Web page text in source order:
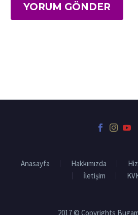
YORUM GÖNDER
Anasayfa Hakkımızda
İletişim
2017 © Copyrights